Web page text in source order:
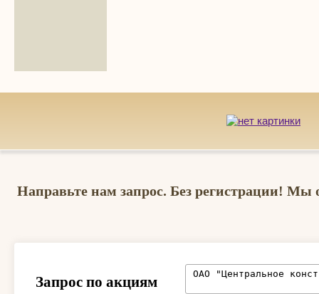
Направьте нам запрос. Без регистрации! Мы
Запрос по акциям